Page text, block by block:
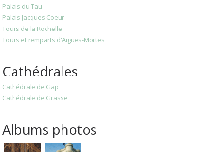
Palais du Tau
Palais Jacques Coeur
Tours de la Rochelle
Tours et remparts d'Aigues-Mortes
Cathédrales
Cathédrale de Gap
Cathédrale de Grasse
Albums photos